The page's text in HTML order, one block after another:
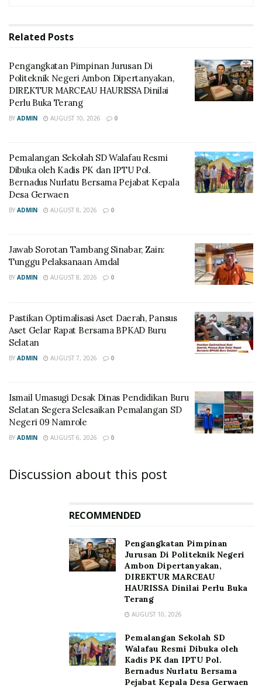
Related Posts
Pengangkatan Pimpinan Jurusan Di
Politeknik Negeri Ambon Dipertanyakan,
DIREKTUR MARCEAU HAURISSA Dinilai
Perlu Buka Terang
BY ADMIN AUGUST 10, 2026 0
Pemalangan Sekolah SD Walafau Resmi
Dibuka oleh Kadis PK dan IPTU Pol.
Bernadus Nurlatu Bersama Pejabat Kepala
Desa Gerwaen
BY ADMIN AUGUST 8, 2026 0
Jawab Sorotan Tambang Sinabar, Zain:
Tunggu Pelaksanaan Amdal
BY ADMIN AUGUST 8, 2026 0
Pastikan Optimalisasi Aset Daerah, Pansus
Aset Gelar Rapat Bersama BPKAD Buru
Selatan
BY ADMIN AUGUST 7, 2026 0
Ismail Umasugi Desak Dinas Pendidikan Buru
Selatan Segera Selesaikan Pemalangan SD
Negeri 09 Namrole
BY ADMIN AUGUST 6, 2026 0
Discussion about this post
RECOMMENDED
Pengangkatan Pimpinan
Jurusan Di Politeknik Negeri
Ambon Dipertanyakan,
DIREKTUR MARCEAU
HAURISSA Dinilai Perlu Buka
Terang
AUGUST 10, 2026
Pemalangan Sekolah SD
Walafau Resmi Dibuka oleh
Kadis PK dan IPTU Pol.
Bernadus Nurlatu Bersama
Pejabat Kepala Desa Gerwaen